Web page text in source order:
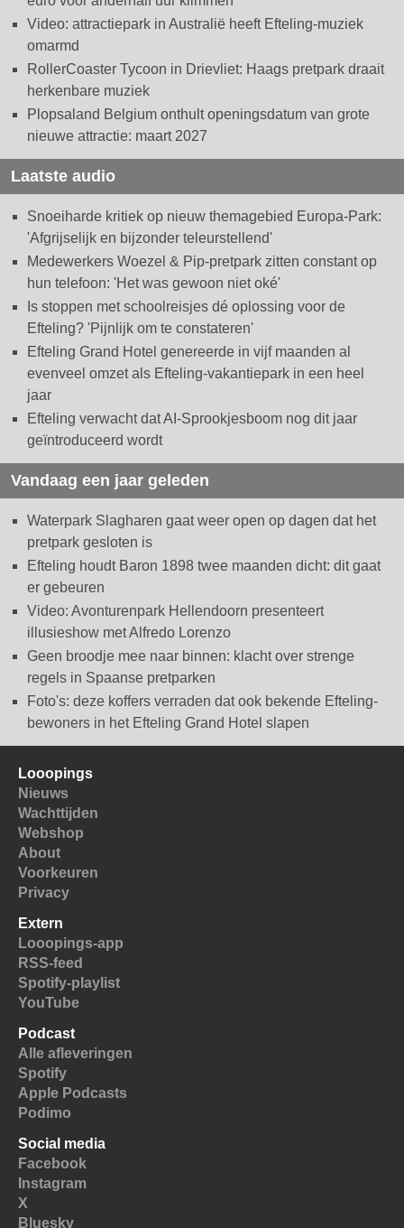
Video: attractiepark in Australië heeft Efteling-muziek
omarmd
RollerCoaster Tycoon in Drievliet: Haags pretpark draait
herkenbare muziek
Plopsaland Belgium onthult openingsdatum van grote
nieuwe attractie: maart 2027
Laatste audio
Snoeiharde kritiek op nieuw themagebied Europa-Park:
'Afgrijselijk en bijzonder teleurstellend'
Medewerkers Woezel & Pip-pretpark zitten constant op
hun telefoon: 'Het was gewoon niet oké'
Is stoppen met schoolreisjes dé oplossing voor de
Efteling? 'Pijnlijk om te constateren'
Efteling Grand Hotel genereerde in vijf maanden al
evenveel omzet als Efteling-vakantiepark in een heel
jaar
Efteling verwacht dat AI-Sprookjesboom nog dit jaar
geïntroduceerd wordt
Vandaag een jaar geleden
Waterpark Slagharen gaat weer open op dagen dat het
pretpark gesloten is
Efteling houdt Baron 1898 twee maanden dicht: dit gaat
er gebeuren
Video: Avonturenpark Hellendoorn presenteert
illusieshow met Alfredo Lorenzo
Geen broodje mee naar binnen: klacht over strenge
regels in Spaanse pretparken
Foto's: deze koffers verraden dat ook bekende Efteling-
bewoners in het Efteling Grand Hotel slapen
Looopings
Nieuws
Wachttijden
Webshop
About
Voorkeuren
Privacy
Extern
Looopings-app
RSS-feed
Spotify-playlist
YouTube
Podcast
Alle afleveringen
Spotify
Apple Podcasts
Podimo
Social media
Facebook
Instagram
X
Bluesky